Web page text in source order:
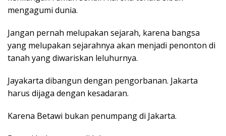
mengagumi dunia.
Jangan pernah melupakan sejarah, karena bangsa
yang melupakan sejarahnya akan menjadi penonton di
tanah yang diwariskan leluhurnya.
Jayakarta dibangun dengan pengorbanan. Jakarta
harus dijaga dengan kesadaran.
Karena Betawi bukan penumpang di Jakarta.